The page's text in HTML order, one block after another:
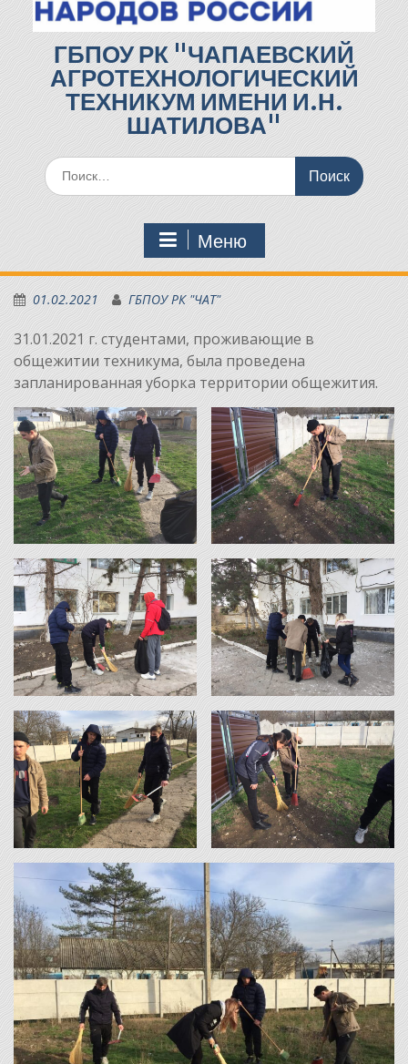
ГБПОУ РК "ЧАПАЕВСКИЙ
АГРОТЕХНОЛОГИЧЕСКИЙ
ТЕХНИКУМ ИМЕНИ И.Н.
ШАТИЛОВА"
Поиск
по:
Меню
01.02.2021 ГБПОУ РК "ЧАТ"
31.01.2021 г. студентами, проживающие в
общежитии техникума, была проведена
запланированная уборка территории общежития.